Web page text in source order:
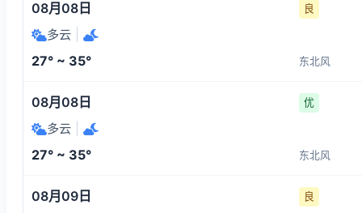
08月08日 良
多云
27° ~ 35° 东北风
08月08日 优
多云
27° ~ 35° 东北风
08月09日 良